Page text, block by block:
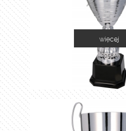
2058A
więcej